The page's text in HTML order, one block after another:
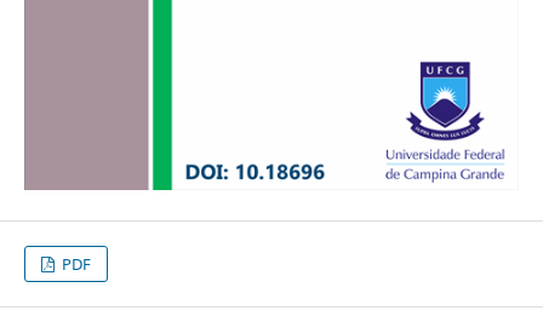
PDF